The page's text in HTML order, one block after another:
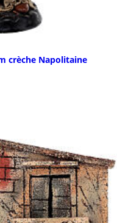
crèche Napolitaine